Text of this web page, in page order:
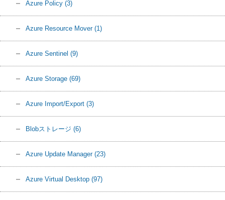
Azure Policy (3)
Azure Resource Mover (1)
Azure Sentinel (9)
Azure Storage (69)
Azure Import/Export (3)
Blobストレージ (6)
Azure Update Manager (23)
Azure Virtual Desktop (97)